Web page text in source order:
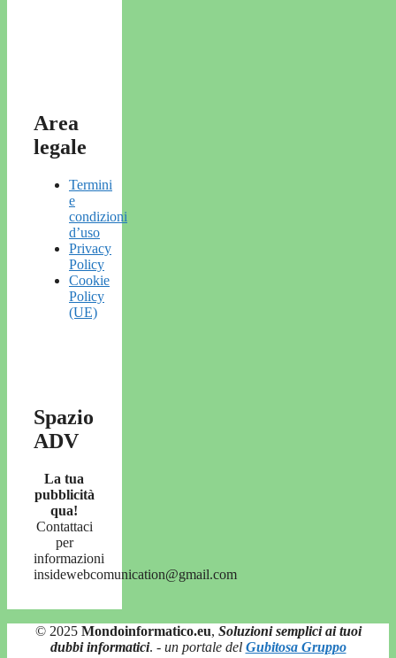
Area
legale
Termini
e
condizioni
d’uso
Privacy
Policy
Cookie
Policy
(UE)
Spazio
ADV
La tua
pubblicità
qua!
Contattaci
per
informazioni
insidewebcomunication@gmail.com
© 2025 Mondoinformatico.eu, Soluzioni semplici ai tuoi
dubbi informatici. - un portale del Gubitosa Gruppo